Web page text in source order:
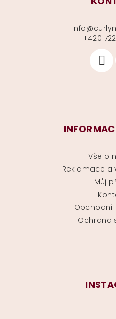
info@
+420
Vše o
Reklamace
Můj
Obchodní
Ochrana